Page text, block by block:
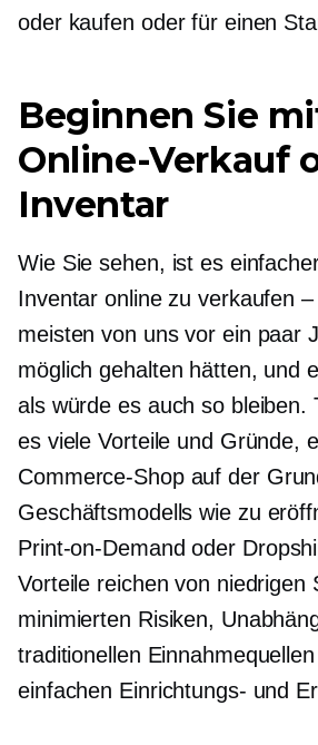
oder kaufen oder für einen
Beginnen Sie
Online-Verkauf
Inventar
Wie Sie sehen, ist es
Inventar online zu verkaufen
meisten von uns vor ein paar
möglich gehalten hätten, und
als würde es auch so bleiben.
es viele Vorteile und Gründe,
Commerce-Shop auf der
Geschäftsmodells wie zu
Print-on-Demand oder
Vorteile reichen von niedrigen
minimierten Risiken,
traditionellen
einfachen Einrichtungs- und